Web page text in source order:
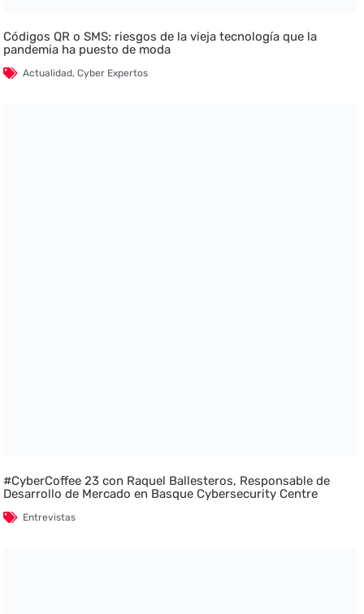
Códigos QR o SMS: riesgos de la vieja tecnología que la
pandemia ha puesto de moda
Actualidad,Cyber Expertos
#CyberCoffee 23 con Raquel Ballesteros, Responsable de
Desarrollo de Mercado en Basque Cybersecurity Centre
Entrevistas